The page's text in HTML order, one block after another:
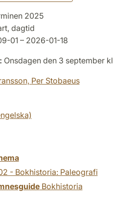
2025
dagtid
01 – 2026-01-18
Onsdagen den 3 september
Per Stobaeus
- Bokhistoria: Paleografi
Bokhistoria